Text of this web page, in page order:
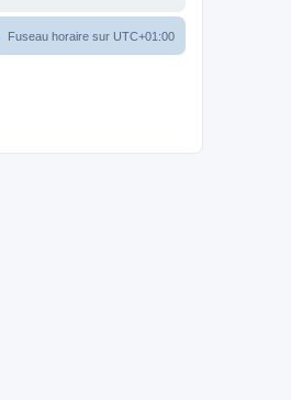
Fuseau horaire sur UTC+01:00